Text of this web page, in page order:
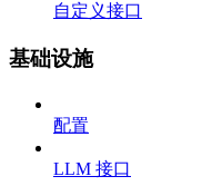
自定义接口
基础设施
配置
LLM 接口